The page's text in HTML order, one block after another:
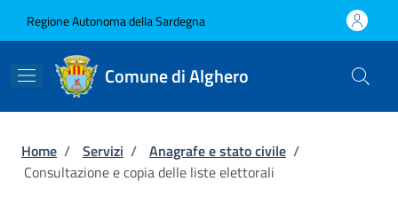
Regione Autonoma della Sardegna
Comune di Alghero
Briciole di pane
Home / Servizi / Anagrafe e stato civile /
Consultazione e copia delle liste elettorali